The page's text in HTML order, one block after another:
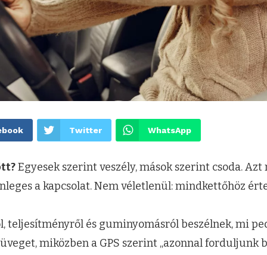
Twitter WhatsApp
Egyesek szerint veszély, mások szerint csoda. Azt
a kapcsolat. Nem véletlenül: mindkettőhöz
teljesítményről és guminyomásról beszélnek, mi
miközben a GPS szerint „azonnal forduljunk